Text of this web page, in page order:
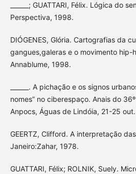
______; GUATTARI, Félix. Lógica do
Perspectiva, 1998.
DIÓGENES, Glória. Cartografias da
gangues,galeras e o movimento hip-
Annablume, 1998.
______. A pichação e os signos
nomes” no ciberespaço. Anais do
Anpocs, Águas de Lindóia, 21-25
GEERTZ, Clifford. A interpretação
Janeiro:Zahar, 1978.
GUATTARI, Félix; ROLNIK, Suely.